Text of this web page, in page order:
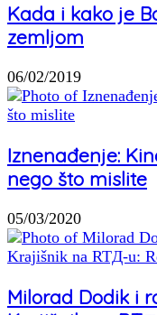
Kada i kako je
zemljom
06/02/2019
Iznenađenje:
nego što mislite
05/03/2020
Milorad Dodik i